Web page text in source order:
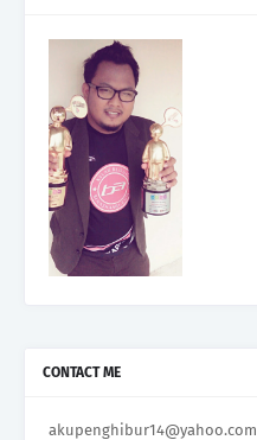
CONTACT ME
akupenghibur14@yahoo.com